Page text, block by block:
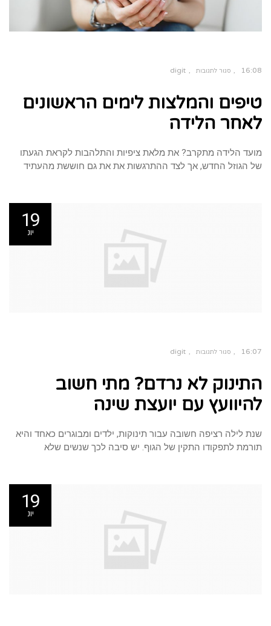
16:08 סגור לתגובות
והמלצות
לימים
הראשונים
הלידה
digit
טיפים והמלצות לימים הראשונים
לאחר הלידה
מועד הלידה מתקרב? את מלאת ציפיות והתלהבות לקראת הגעתו
של הגוזל החדש, אך לצד ההתרגשות את את גם חוששת מהעתיד
19
יונ
16:07 סגור לתגובות
לא
נרדם?
מתי
להיוועץ
עם
יועצת
שינה
digit
התינוק לא נרדם? מתי חשוב
להיוועץ עם יועצת שינה
שנת לילה רציפה חשובה עבור תינוקות, ילדים ומבוגרים כאחד והיא
תורמת לתפקודו התקין של הגוף. יש סיבה לכך שנשים שלא
19
יונ